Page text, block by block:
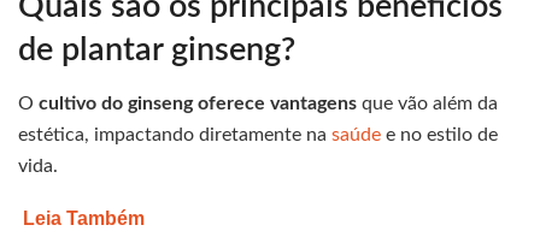
de plantar ginseng?
O cultivo do ginseng oferece vantagens que vão além da
estética, impactando diretamente na saúde e no estilo de
vida.
Leia Também